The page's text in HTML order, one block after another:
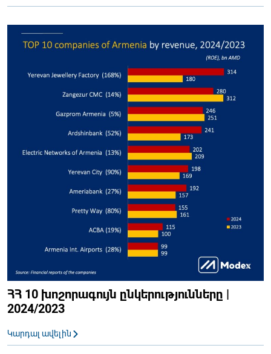
ՀՀ 10 խոշորագույն ընկերությունները |
2024/2023
Կարդալ ավելին